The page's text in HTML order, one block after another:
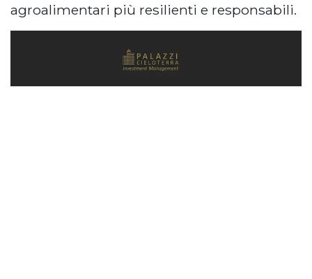
agroalimentari più resilienti e responsabili.